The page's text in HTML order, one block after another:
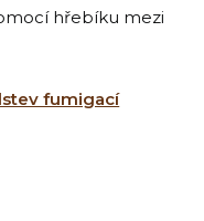
hřebíku mezi
fumigací